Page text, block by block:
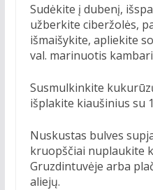
Sudėkite į dubenį,
užberkite ciberžolės,
išmaišykite, apliekite
val. marinuotis
Susmulkinkite
išplakite kiaušinius su
Nuskustas bulves
kruopščiai nuplaukite
Gruzdintuvėje arba
aliejų.